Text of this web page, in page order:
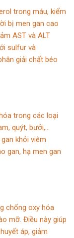
trong máu, kiểm
bị men gan cao
AST và ALT
sulfur và
giải chất béo
trong các loại
quýt, bưởi,…
khỏi viêm
gan, hạ men gan
chống oxy hóa
mỡ. Điều này giúp
áp, giảm